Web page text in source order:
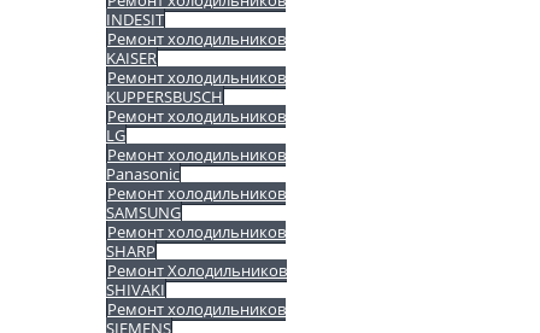
INDESIT
Ремонт холодильников
KAISER
Ремонт холодильников
KUPPERSBUSCH
Ремонт холодильников
LG
Ремонт холодильников
Panasonic
Ремонт холодильников
SAMSUNG
Ремонт холодильников
SHARP
Ремонт Холодильников
SHIVAKI
Ремонт холодильников
SIEMENS